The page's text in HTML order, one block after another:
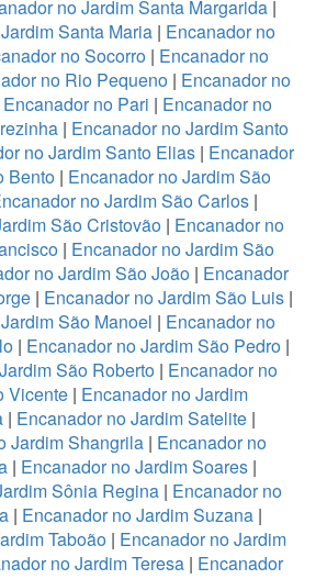
no Jardim Santa Margarida|
Santa Maria | Encanador no
no Socorro| Encanador no
no Rio Pequeno| Encanador no
Encanador no Pari | Encanador no
| Encanador no Jardim Santo
no Jardim Santo Elias| Encanador
Bento | Encanador no Jardim São
no Jardim São Carlos |
São Cristovão| Encanador no
| Encanador no Jardim São
no Jardim São João | Encanador
| Encanador no Jardim São Luis |
São Manoel | Encanador no
| Encanador no Jardim São Pedro|
São Roberto | Encanador no
Vicente| Encanador no Jardim
| Encanador no Jardim Satelite|
Jardim Shangrila| Encanador no
| Encanador no Jardim Soares|
Sônia Regina | Encanador no
| Encanador no Jardim Suzana |
Taboão| Encanador no Jardim
no Jardim Teresa | Encanador